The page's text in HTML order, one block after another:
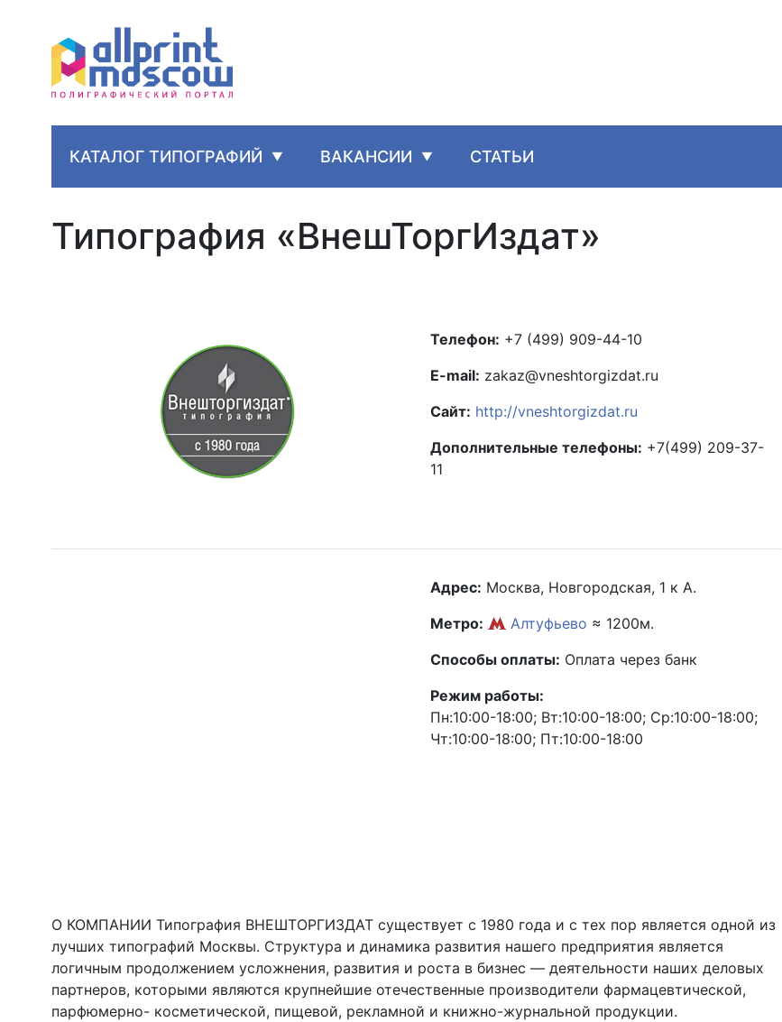
КАТАЛОГ ТИПОГРАФИЙ ВАКАНСИИ СТАТЬИ
Типография «ВнешТоргИздат»
Телефон: +7 (499) 909-44-10
E-mail: zakaz@vneshtorgizdat.ru
Сайт: http://vneshtorgizdat.ru
Дополнительные телефоны: +7(499) 209-37-
11
Адрес: Москва, Новгородская, 1 к А.
Метро:
Алтуфьево ≈ 1200м.
Способы оплаты: Оплата через банк
Режим работы:
Пн:10:00-18:00; Вт:10:00-18:00; Ср:10:00-18:00;
Чт:10:00-18:00; Пт:10:00-18:00
О КОМПАНИИ Типография ВНЕШТОРГИЗДАТ существует с 1980 года и с тех пор является одной из
лучших типографий Москвы. Структура и динамика развития нашего предприятия является
логичным продолжением усложнения, развития и роста в бизнес — деятельности наших деловых
партнеров, которыми являются крупнейшие отечественные производители фармацевтической,
парфюмерно- косметической, пищевой, рекламной и книжно-журнальной продукции.